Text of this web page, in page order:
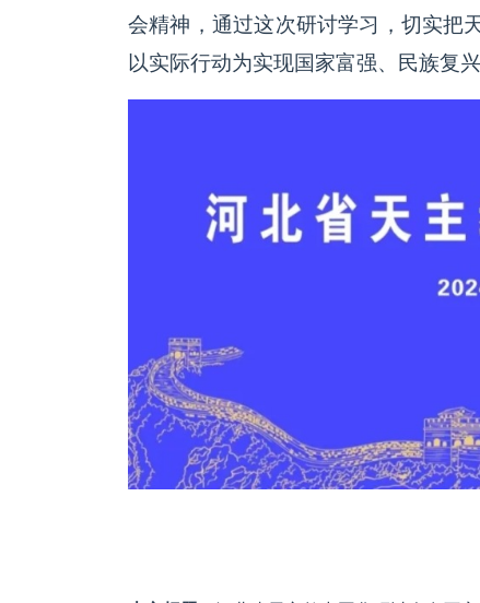
会精神，通过这次研讨学习，切实把
以实际行动为实现国家富强、民族复